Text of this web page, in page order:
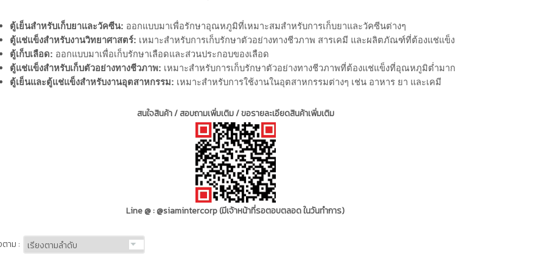
ตู้เย็นสำหรับเก็บยาและวัคซีน: ออกแบบมาเพื่อรักษาอุณหภูมิที่เหมาะสมสำหรับการเก็บยาและวัคซีนต่างๆ
ตู้แช่แข็งสำหรับงานวิทยาศาสตร์: เหมาะสำหรับการเก็บรักษาตัวอย่างทางชีวภาพ สารเคมี และผลิตภัณฑ์ที่ต้องแช่แข็ง
ตู้เก็บเลือด: ออกแบบมาเพื่อเก็บรักษาเลือดและส่วนประกอบของเลือด
ตู้แช่แข็งสำหรับเก็บตัวอย่างทางชีวภาพ: เหมาะสำหรับการเก็บรักษาตัวอย่างทางชีวภาพที่ต้องแช่แข็งที่อุณหภูมิต่ำมาก
ตู้เย็นและตู้แช่แข็งสำหรับงานอุตสาหกรรม: เหมาะสำหรับการใช้งานในอุตสาหกรรมต่างๆ เช่น อาหาร ยา และเคมี
สนใจสินค้า / สอบถามเพิ่มเติม / ขอรายละเอียดสินค้าเพิ่มเติม
Line @ : @siamintercorp (มีเจ้าหน้าที่รอตอบตลอด ในวันทำการ)
ตาม :